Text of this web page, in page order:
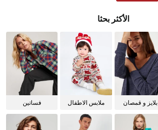
الأكثر بحثا
بلايز و قمصان
ملابس الاطفال فساتين